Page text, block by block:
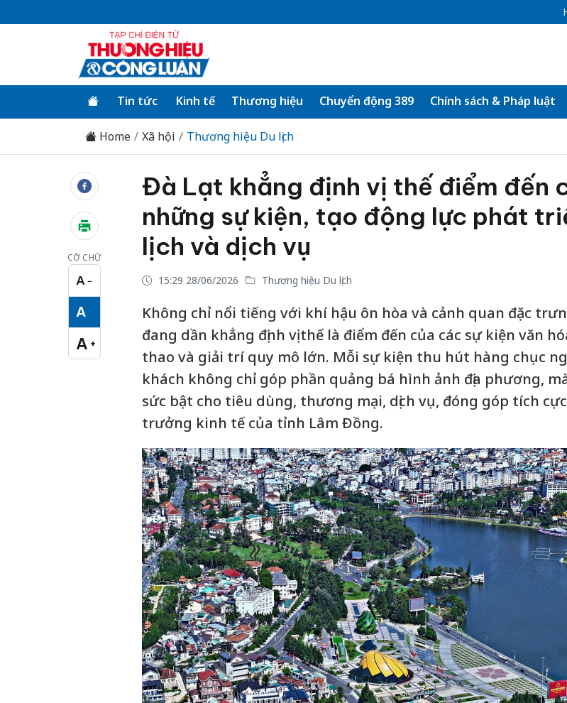
Tin tức Kinh tế Thương hiệu Chuyển động 389 Chính sách & Pháp luật
Home Xã hội Thương hiệu Du lịch
CỠ CHỮ
A −
Cỡ chữ nhỏ
A
Cỡ chữ vừa
A +
Cỡ chữ lớn
Đà Lạt khẳng định vị thế điểm đến
những sự kiện, tạo động lực phát
lịch và dịch vụ
15:29 28/06/2026 Thương hiệu Du lịch
Không chỉ nổi tiếng với khí hậu ôn hòa và cảnh quan đặc
đang dần khẳng định vị thế là điểm đến của các sự kiện văn
thao và giải trí quy mô lớn. Mỗi sự kiện thu hút hàng chục
khách không chỉ góp phần quảng bá hình ảnh địa phương,
sức bật cho tiêu dùng, thương mại, dịch vụ, đóng góp tích
trưởng kinh tế của tỉnh Lâm Đồng.